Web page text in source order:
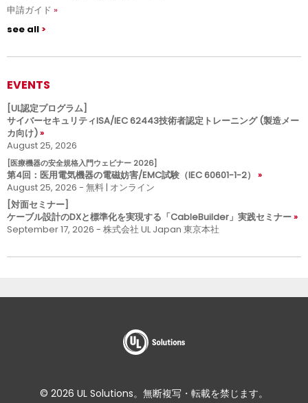
申請ガイド
see all
EVENTS
[UL認定プログラム]
サイバーセキュリティISA/IEC 62443技術者認定トレーニング (製造メー
カ向け)
August 25, 2026
[医療機器の安全規格入門ウェビナー 2026]
第4回：医用電気機器の電磁妨害/EMC試験（IEC 60601-1-2）
August 25, 2026 - 無料 | オンライン
[対面セミナー]
ケーブル設計のDXと標準化を実現する「CableBuilder」実践セミナー
September 17, 2026 - 株式会社 UL Japan 東京本社
© 2026 UL Solutions。無断複写・転載を禁じます。